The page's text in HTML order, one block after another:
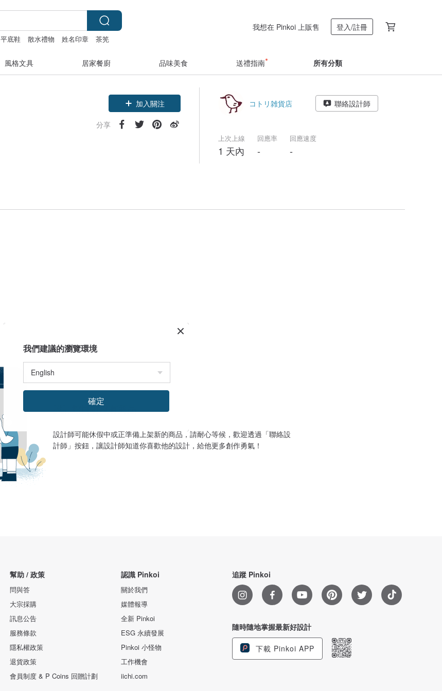
平底鞋 散水禮物 姓名印章 茶筅
我想在 Pinkoi 上販售 登入/註冊
風格文具 居家餐廚 品味美食 送禮指南 所有分類
加入關注
分享
コトリ雑貨店 聯絡設計師
上次上線
1 天內
回應率
-
回應速度
-
設計館目前沒有商品
設計師可能休假中或正準備上架新的商品，請耐心等候，歡迎透過「聯絡設
計師」按鈕，讓設計師知道你喜歡他的設計，給他更多創作勇氣！
幫助 / 政策
問與答
大宗採購
訊息公告
服務條款
隱私權政策
退貨政策
會員制度 & P Coins 回贈計劃
認識 Pinkoi
關於我們
媒體報導
全新 Pinkoi
ESG 永續發展
Pinkoi 小怪物
工作機會
iichi.com
追蹤 Pinkoi
隨時隨地掌握最新好設計
下載 Pinkoi APP
我們建議的瀏覽環境
確定